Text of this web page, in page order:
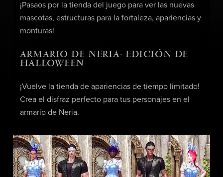
¡Pasaos por la tienda del juego para ver las nuevas
mascotas, estructuras para la fortaleza, apariencias y
monturas!
ARMARIO DE NERIA: EDICIÓN DE
HALLOWEEN
¡Vuelve la tienda de apariencias de tiempo limitado!
Crea el disfraz perfecto para tus personajes en el
armario de Neria.